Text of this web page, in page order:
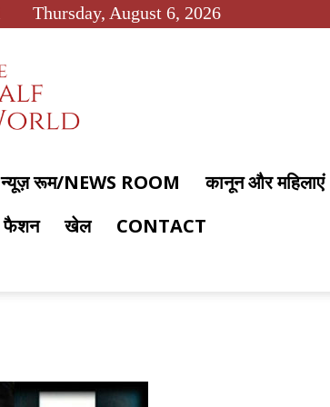
Thursday, August 6, 2026
न्यूज़ रूम/NEWS ROOM कानून और महिलाएं
फैशन खेल CONTACT